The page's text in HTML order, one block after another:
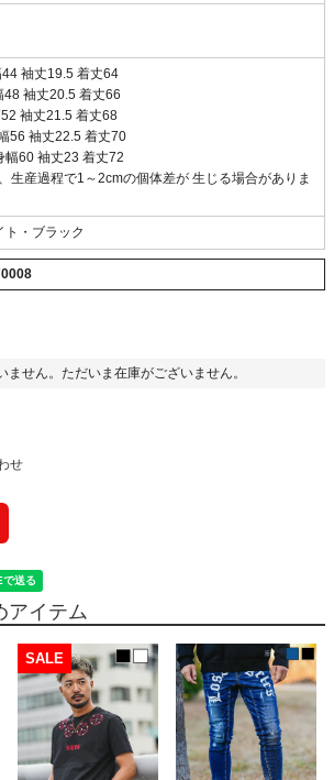
袖丈19.5 着丈64
48 袖丈20.5 着丈66
袖丈21.5 着丈68
56 袖丈22.5 着丈70
幅60 袖丈23 着丈72
生産過程で1～2cmの個体差が 生じる場合がありま
・ブラック
ません。ただいま在庫がございません。
せ
アイテム